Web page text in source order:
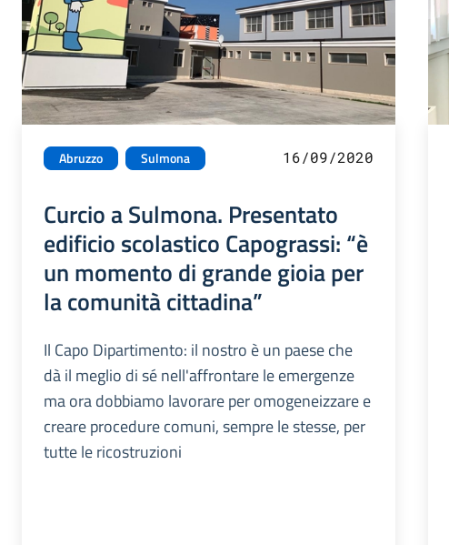
Abruzzo Sulmona 16/09/2020
Curcio a Sulmona. Presentato
edificio scolastico Capograssi: “è
un momento di grande gioia per
la comunità cittadina”
Il Capo Dipartimento: il nostro è un paese che
dà il meglio di sé nell'affrontare le emergenze
ma ora dobbiamo lavorare per omogeneizzare e
creare procedure comuni, sempre le stesse, per
tutte le ricostruzioni